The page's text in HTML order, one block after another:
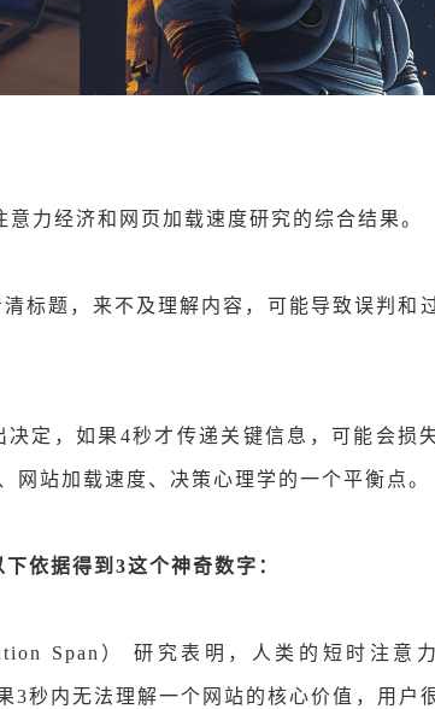
力经济和网页加载速度研究的综合结果。
标题，来不及理解内容，可能导致误判和
定，如果4秒才传递关键信息，可能会损
站加载速度、决策心理学的一个平衡点。
下依据得到3这个神奇数字：
Span） 研究表明，人类的短时注意
3秒内无法理解一个网站的核心价值，用户